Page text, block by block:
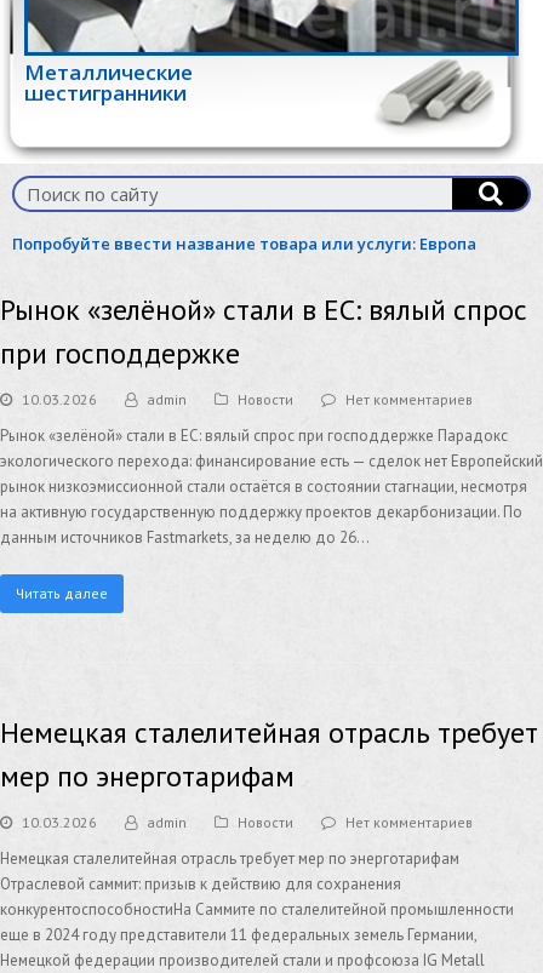
Металлические
шестигранники
Попробуйте ввести название товара или услуги: Европа
Рынок «зелёной» стали в ЕС: вялый спрос
при господдержке
10.03.2026 admin Новости Нет комментариев
Рынок «зелёной» стали в ЕС: вялый спрос при господдержке Парадокс
экологического перехода: финансирование есть — сделок нет Европейский
рынок низкоэмиссионной стали остаётся в состоянии стагнации, несмотря
на активную государственную поддержку проектов декарбонизации. По
данным источников Fastmarkets, за неделю до 26…
Читать далее
Немецкая сталелитейная отрасль требует
мер по энерготарифам
10.03.2026 admin Новости Нет комментариев
Немецкая сталелитейная отрасль требует мер по энерготарифам
Отраслевой саммит: призыв к действию для сохранения
конкурентоспособностиНа Саммите по сталелитейной промышленности
еще в 2024 году представители 11 федеральных земель Германии,
Немецкой федерации производителей стали и профсоюза IG Metall